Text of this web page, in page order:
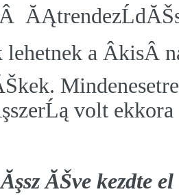
a ÂkisÂ
volt
ĂŠve kezdte